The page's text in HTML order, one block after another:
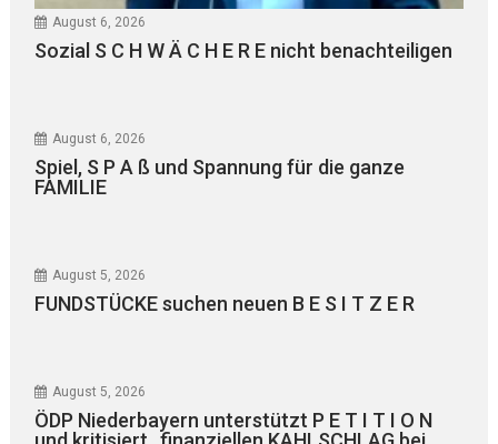
August 6, 2026
Sozial S C H W Ä C H E R E nicht benachteiligen
August 6, 2026
Spiel, S P A ß und Spannung für die ganze
FAMILIE
August 5, 2026
FUNDSTÜCKE suchen neuen B E S I T Z E R
August 5, 2026
ÖDP Niederbayern unterstützt P E T I T I O N